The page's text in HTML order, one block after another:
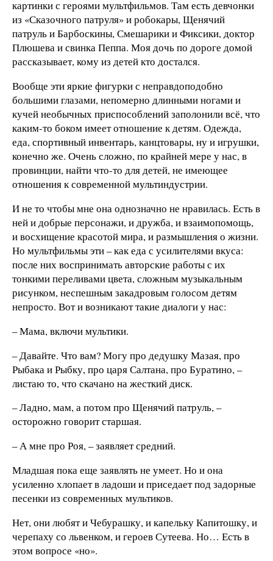
картинки с героями мультфильмов. Там есть девчонки
из «Сказочного патруля» и робокары, Щенячий
патруль и Барбоскины, Смешарики и Фиксики, доктор
Плюшева и свинка Пеппа. Моя дочь по дороге домой
рассказывает, кому из детей кто достался.
Вообще эти яркие фигурки с неправдоподобно
большими глазами, непомерно длинными ногами и
кучей необычных приспособлений заполонили всё, что
каким-то боком имеет отношение к детям. Одежда,
еда, спортивный инвентарь, канцтовары, ну и игрушки,
конечно же. Очень сложно, по крайней мере у нас, в
провинции, найти что-то для детей, не имеющее
отношения к современной мультиндустрии.
И не то чтобы мне она однозначно не нравилась. Есть в
ней и добрые персонажи, и дружба, и взаимопомощь,
и восхищение красотой мира, и размышления о жизни.
Но мультфильмы эти – как еда с усилителями вкуса:
после них воспринимать авторские работы с их
тонкими переливами цвета, сложным музыкальным
рисунком, неспешным закадровым голосом детям
непросто. Вот и возникают такие диалоги у нас:
– Мама, включи мультики.
– Давайте. Что вам? Могу про дедушку Мазая, про
Рыбака и Рыбку, про царя Салтана, про Буратино, –
листаю то, что скачано на жесткий диск.
– Ладно, мам, а потом про Щенячий патруль, –
осторожно говорит старшая.
– А мне про Роя, – заявляет средний.
Младшая пока еще заявлять не умеет. Но и она
усиленно хлопает в ладоши и приседает под задорные
песенки из современных мультиков.
Нет, они любят и Чебурашку, и капельку Капитошку, и
черепаху со львенком, и героев Сутеева. Но… Есть в
этом вопросе «но».